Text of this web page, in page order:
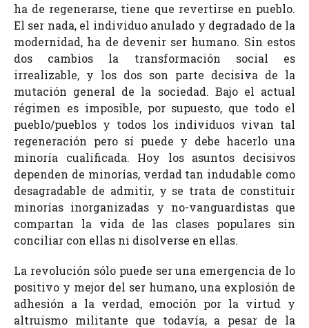
ha de regenerarse, tiene que revertirse en pueblo.
El ser nada, el individuo anulado y degradado de la
modernidad, ha de devenir ser humano. Sin estos
dos cambios la transformación social es
irrealizable, y los dos son parte decisiva de la
mutación general de la sociedad. Bajo el actual
régimen es imposible, por supuesto, que todo el
pueblo/pueblos y todos los individuos vivan tal
regeneración pero sí puede y debe hacerlo una
minoría cualificada. Hoy los asuntos decisivos
dependen de minorías, verdad tan indudable como
desagradable de admitir, y se trata de constituir
minorías inorganizadas y no-vanguardistas que
compartan la vida de las clases populares sin
conciliar con ellas ni disolverse en ellas.
La revolución sólo puede ser una emergencia de lo
positivo y mejor del ser humano, una explosión de
adhesión a la verdad, emoción por la virtud y
altruismo militante que todavía, a pesar de la